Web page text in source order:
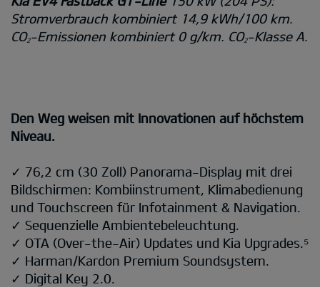
Stromverbrauch kombiniert 14,9 kWh/100 km.
CO2-Emissionen kombiniert 0 g/km. CO2-Klasse A.
Den Weg weisen mit Innovationen auf höchstem
Niveau.
✓ 76,2 cm (30 Zoll) Panorama-Display mit drei
Bildschirmen: Kombiinstrument, Klimabedienung
und Touchscreen für Infotainment & Navigation.
✓ Sequenzielle Ambientebeleuchtung.
✓ OTA (Over-the-Air) Updates und Kia Upgrades.⁵
✓ Harman/Kardon Premium Soundsystem.
✓ Digital Key 2.0.